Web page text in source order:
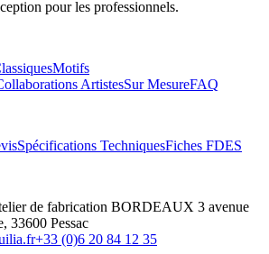
pour les professionnels.
Motifs
ArtistesSur MesureFAQ
Spécifications TechniquesFiches FDES
de fabrication BORDEAUX 3 avenue
33600 Pessac
+33 (0)6 20 84 12 35